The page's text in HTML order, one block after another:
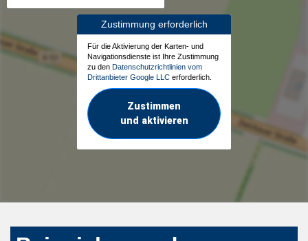
Zustimmung erforderlich
Für die Aktivierung der Karten- und
Navigationsdienste ist Ihre Zustimmung
zu den Datenschutzrichtlinien vom
Drittanbieter Google LLC erforderlich.
Zustimmen
und aktivieren